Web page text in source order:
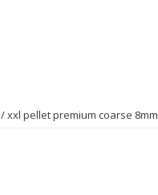
/ xxl pellet premium coarse 8mm